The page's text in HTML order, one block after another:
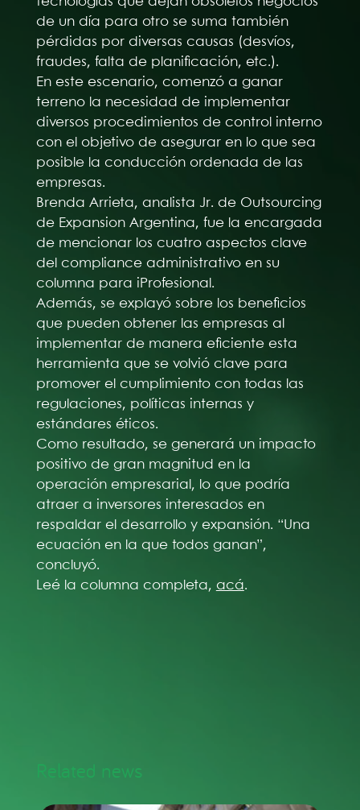
de un día para otro se suma también
pérdidas por diversas causas (desvíos,
fraudes, falta de planificación, etc.).
En este escenario, comenzó a ganar
terreno la necesidad de implementar
diversos procedimientos de control interno
con el objetivo de asegurar en lo que sea
posible la conducción ordenada de las
empresas.
Brenda Arrieta, analista Jr. de Outsourcing
de Expansion Argentina, fue la encargada
de mencionar los cuatro aspectos clave
del compliance administrativo en su
columna para iProfesional.
Además, se explayó sobre los beneficios
que pueden obtener las empresas al
implementar de manera eficiente esta
herramienta que se volvió clave para
promover el cumplimiento con todas las
regulaciones, políticas internas y
estándares éticos.
Como resultado, se generará un impacto
positivo de gran magnitud en la
operación empresarial, lo que podría
atraer a inversores interesados en
respaldar el desarrollo y expansión. “Una
ecuación en la que todos ganan”,
concluyó.
Leé la columna completa, acá.
Related news